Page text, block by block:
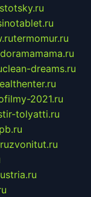
termomur.ru
doramamama.ru
clean-dreams.ru
2021.ru
tolyatti.ru
zvonitut.ru